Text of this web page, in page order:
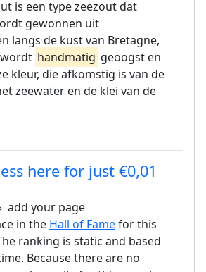
is een type zeezout dat
gewonnen uit
langs de kust van Bretagne,
handmatig geoogst en
kleur, die afkomstig is van de
zeewater en de klei van de
here for just €0,01
add your page
in the Hall of Famefor this
ranking is static and based
Because there are no